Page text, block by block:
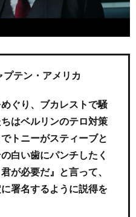
プテン・アメリカ
ぐり、ブカレストで騒
はベルリンのテロ対策
トニーがスティーブと
白い歯にパンチしたく
必要だ』と言って、
署名するように説得を